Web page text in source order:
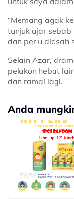
“Memang agak
tunjuk ajar
dan perlu diasah
Selain Azar,
pelakon hebat
dan ramai lagi.
Anda